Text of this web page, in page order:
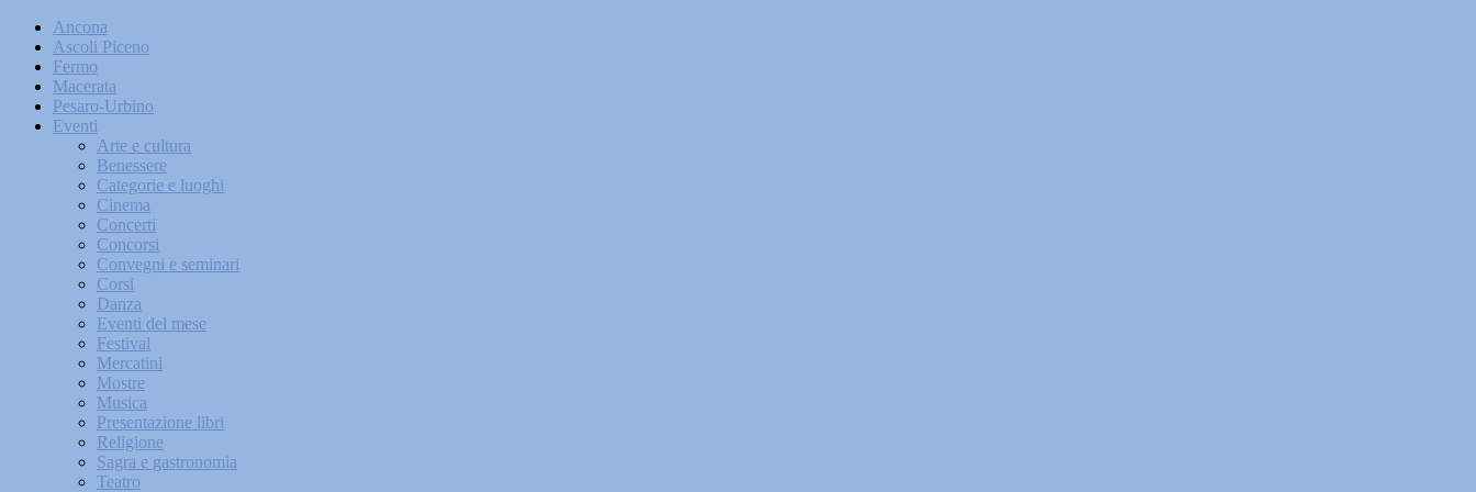
Ancona
Ascoli Piceno
Fermo
Macerata
Pesaro-Urbino
Eventi
Arte e cultura
Benessere
Categorie e luoghi
Cinema
Concerti
Concorsi
Convegni e seminari
Corsi
Danza
Eventi del mese
Festival
Mercatini
Mostre
Musica
Presentazione libri
Religione
Sagra e gastronomia
Teatro